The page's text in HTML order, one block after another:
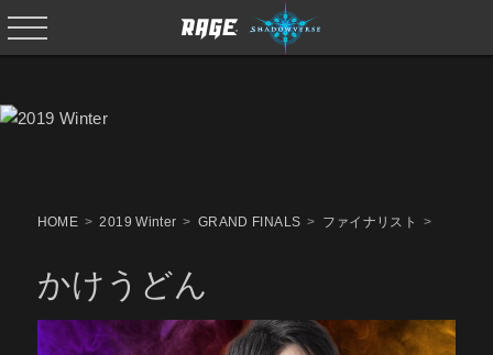
HOME 2019 Winter GRAND FINALS ファイナリスト
かけうどん